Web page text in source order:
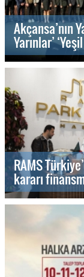
Akçansa’nın
Yarınlar’
RAMS
kararı